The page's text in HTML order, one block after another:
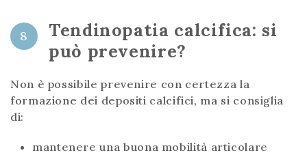
8
Tendinopatia calcifica: si
può prevenire?
Non è possibile prevenire con certezza la
formazione dei depositi calcifici, ma si consiglia
di:
mantenere una buona mobilità articolare